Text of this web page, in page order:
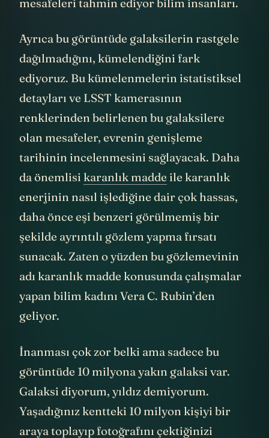
Ayrıca bu görüntüde galaksilerin rastgele
dağılmadığını, kümelendiğini fark
ediyoruz. Bu kümelenmelerin istatistiksel
detayları ve LSST kamerasının
renklerinden belirlenen bu galaksilere
olan mesafeler, evrenin genişleme
tarihinin incelenmesini sağlayacak. Daha
da önemlisikaranlık maddeile karanlık
enerjinin nasıl işlediğine dair çok hassas,
daha önce eşi benzeri görülmemiş bir
şekilde ayrıntılı gözlem yapma fırsatı
sunacak. Zaten o yüzden bu gözlemevinin
adı karanlık madde konusunda çalışmalar
yapan bilim kadını Vera C. Rubin’den
İnanması çok zor belki ama sadece bu
görüntüde 10 milyona yakın galaksi var.
Galaksi diyorum, yıldız demiyorum.
Yaşadığınız kentteki 10 milyon kişiyi bir